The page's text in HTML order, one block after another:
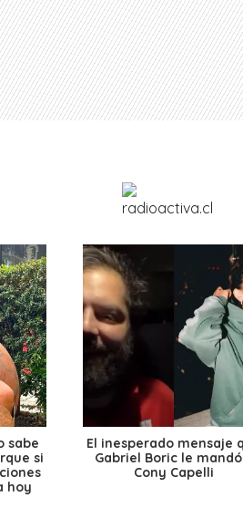
sabe
si
hoy
El inesperado mensaje
Gabriel Boric le
Cony Capelli